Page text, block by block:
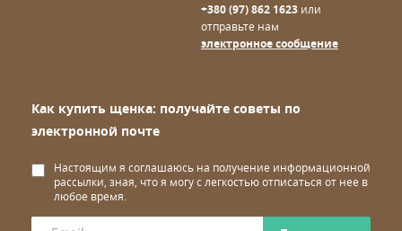
+380 (97) 862 1623 или
отправьте нам
электронное сообщение
Как купить щенка: получайте советы по
электронной почте
Настоящим я соглашаюсь на получение информационной
рассылки, зная, что я могу с легкостью отписаться от нее в
любое время.